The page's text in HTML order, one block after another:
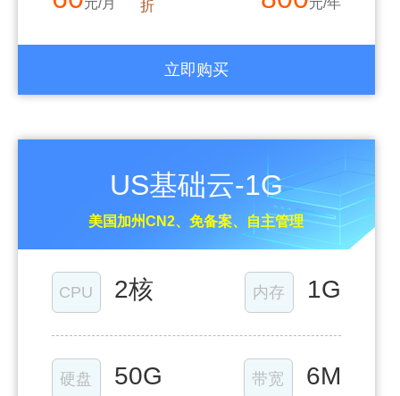
折
元/月 元/年
立即购买
US基础云-1G
美国加州CN2、免备案、自主管理
CPU 2核 内存 1G
硬盘 50G 带宽 6M